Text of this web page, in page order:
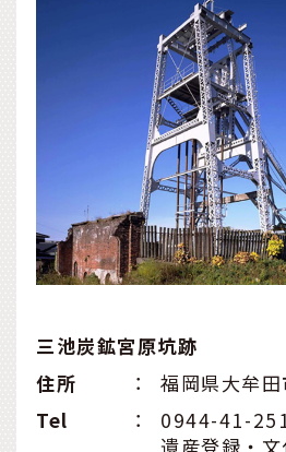
三池炭鉱宮原坑跡
住所
：
福岡県大牟
Tel
：
0944-41-
遺産登録・